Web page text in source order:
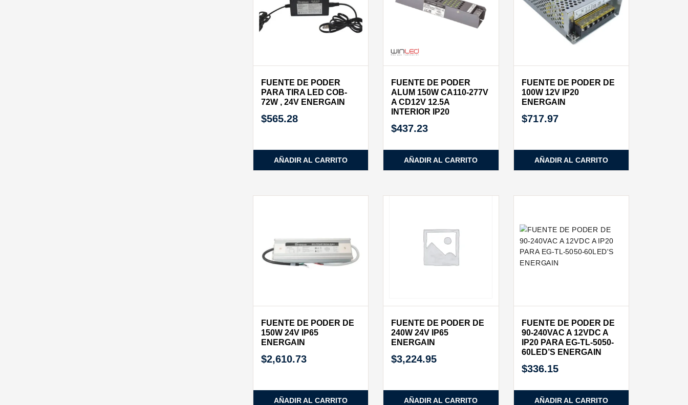
FUENTE DE PODER
PARA TIRA LED COB-
72W , 24V ENERGAIN
$565.28
AÑADIR AL CARRITO
FUENTE DE PODER
ALUM 150W CA110-277V
A CD12V 12.5A
INTERIOR IP20
$437.23
AÑADIR AL CARRITO
FUENTE DE PODER DE
100W 12V IP20
ENERGAIN
$717.97
AÑADIR AL CARRITO
FUENTE DE PODER DE
150W 24V IP65
ENERGAIN
$2,610.73
AÑADIR AL CARRITO
FUENTE DE PODER DE
240W 24V IP65
ENERGAIN
$3,224.95
AÑADIR AL CARRITO
FUENTE DE PODER DE
90-240VAC A 12VDC A
IP20 PARA EG-TL-5050-
60LED’S ENERGAIN
$336.15
AÑADIR AL CARRITO